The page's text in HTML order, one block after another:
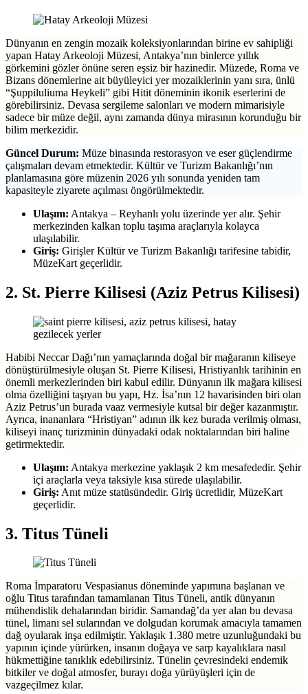
Dünyanın en zengin mozaik koleksiyonlarından birine ev sahipliği
yapan Hatay Arkeoloji Müzesi, Antakya’nın binlerce yıllık
görkemini gözler önüne seren eşsiz bir hazinedir. Müzede, Roma ve
Bizans dönemlerine ait büyüleyici yer mozaiklerinin yanı sıra, ünlü
“Şuppiluliuma Heykeli” gibi Hitit döneminin ikonik eserlerini de
görebilirsiniz. Devasa sergileme salonları ve modern mimarisiyle
sadece bir müze değil, aynı zamanda dünya mirasının korunduğu bir
bilim merkezidir.
Güncel Durum: Müze binasında restorasyon ve eser güçlendirme
çalışmaları devam etmektedir. Kültür ve Turizm Bakanlığı’nın
planlamasına göre müzenin 2026 yılı sonunda yeniden tam
kapasiteyle ziyarete açılması öngörülmektedir.
Ulaşım: Antakya – Reyhanlı yolu üzerinde yer alır. Şehir
merkezinden kalkan toplu taşıma araçlarıyla kolayca
ulaşılabilir.
Giriş: Girişler Kültür ve Turizm Bakanlığı tarifesine tabidir,
MüzeKart geçerlidir.
2. St. Pierre Kilisesi (Aziz Petrus Kilisesi)
Habibi Neccar Dağı’nın yamaçlarında doğal bir mağaranın kiliseye
dönüştürülmesiyle oluşan St. Pierre Kilisesi, Hristiyanlık tarihinin en
önemli merkezlerinden biri kabul edilir. Dünyanın ilk mağara kilisesi
olma özelliğini taşıyan bu yapı, Hz. İsa’nın 12 havarisinden biri olan
Aziz Petrus’un burada vaaz vermesiyle kutsal bir değer kazanmıştır.
Ayrıca, inananlara “Hristiyan” adının ilk kez burada verilmiş olması,
kiliseyi inanç turizminin dünyadaki odak noktalarından biri haline
getirmektedir.
Ulaşım: Antakya merkezine yaklaşık 2 km mesafededir. Şehir
içi araçlarla veya taksiyle kısa sürede ulaşılabilir.
Giriş: Anıt müze statüsündedir. Giriş ücretlidir, MüzeKart
geçerlidir.
3. Titus Tüneli
Roma İmparatoru Vespasianus döneminde yapımına başlanan ve
oğlu Titus tarafından tamamlanan Titus Tüneli, antik dünyanın
mühendislik dehalarından biridir. Samandağ’da yer alan bu devasa
tünel, limanı sel sularından ve dolgudan korumak amacıyla tamamen
dağ oyularak inşa edilmiştir. Yaklaşık 1.380 metre uzunluğundaki bu
yapının içinde yürürken, insanın doğaya ve sarp kayalıklara nasıl
hükmettiğine tanıklık edebilirsiniz. Tünelin çevresindeki endemik
bitkiler ve doğal atmosfer, burayı doğa yürüyüşleri için de
vazgeçilmez kılar.